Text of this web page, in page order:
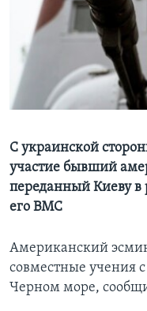
Learning English
СОЦИАЛЬНЫЕ СЕТИ
Языки
С украинской
участие бывший
переданный Киеву
его ВМС
Американский
совместные учения
Черном море,